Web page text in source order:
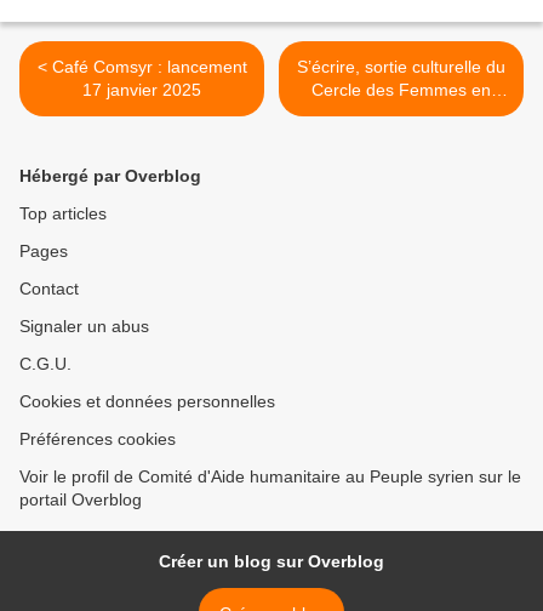
< Café Comsyr : lancement
17 janvier 2025
S’écrire, sortie culturelle du
Cercle des Femmes en
janvier 2025 >
Hébergé par Overblog
Top articles
Pages
Contact
Signaler un abus
C.G.U.
Cookies et données personnelles
Préférences cookies
Voir le profil de Comité d'Aide humanitaire au Peuple syrien sur le
portail Overblog
Créer un blog sur Overblog